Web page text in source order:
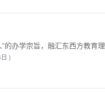
办学宗旨，融汇东西方教育理
)